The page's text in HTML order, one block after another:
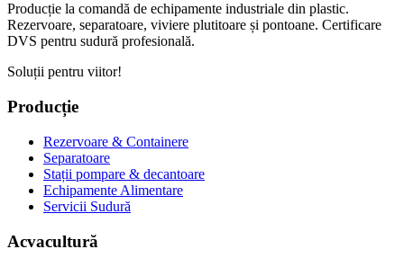
Producție la comandă de echipamente industriale din plastic.
Rezervoare, separatoare, viviere plutitoare și pontoane. Certificare
DVS pentru sudură profesională.
Soluții pentru viitor!
Producție
Rezervoare & Containere
Separatoare
Stații pompare & decantoare
Echipamente Alimentare
Servicii Sudură
Acvacultură